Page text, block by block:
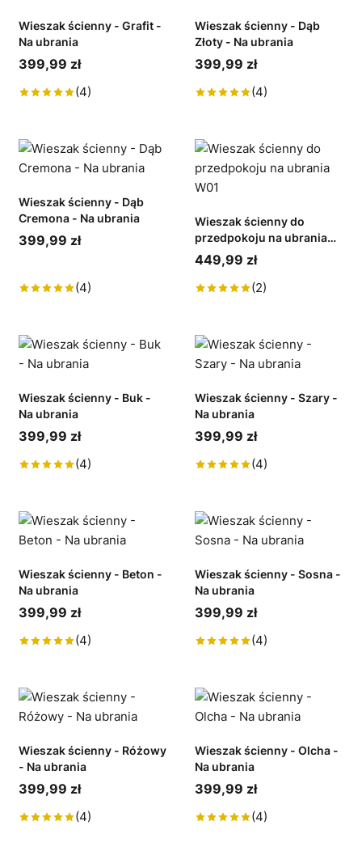
Wieszak ścienny - Grafit -
Na ubrania
399,99 zł
(4)
Wieszak ścienny - Dąb
Złoty - Na ubrania
399,99 zł
(4)
Wieszak ścienny - Dąb
Cremona - Na ubrania
399,99 zł
(4)
Wieszak ścienny do
przedpokoju na ubrania
W01
449,99 zł
(2)
Wieszak ścienny - Buk -
Na ubrania
399,99 zł
(4)
Wieszak ścienny - Szary -
Na ubrania
399,99 zł
(4)
Wieszak ścienny - Beton -
Na ubrania
399,99 zł
(4)
Wieszak ścienny - Sosna -
Na ubrania
399,99 zł
(4)
Wieszak ścienny - Różowy
- Na ubrania
399,99 zł
(4)
Wieszak ścienny - Olcha -
Na ubrania
399,99 zł
(4)